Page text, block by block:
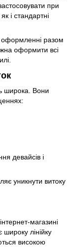
при
і стандартні
оформленні разом
оформити всі
широка. Вони
девайсів і
уникнути витоку
магазині
лінійку
високою